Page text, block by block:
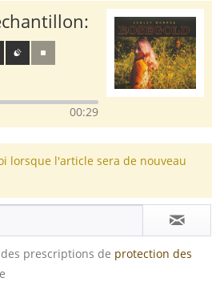
00:29
lorsque l'article sera de nouveau
prescriptions de protection des